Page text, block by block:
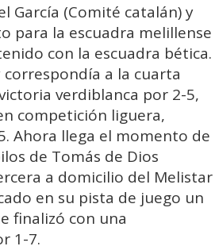
García (Comité catalán) y
para la escuadra melillense
con la escuadra bética.
a la cuarta
verdiblanca por 2-5,
competición liguera,
Ahora llega el momento de
de Tomás de Dios
a domicilio del Melistar
en su pista de juego un
finalizó con una
1-7.